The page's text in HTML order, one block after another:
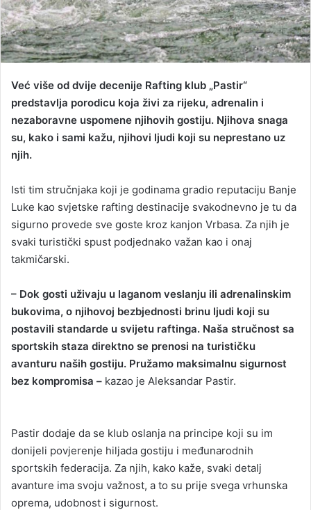
Već više od dvije decenije Rafting klub „Pastir“
predstavlja porodicu koja živi za rijeku, adrenalin i
nezaboravne uspomene njihovih gostiju. Njihova snaga
su, kako i sami kažu, njihovi ljudi koji su neprestano uz
njih.
Isti tim stručnjaka koji je godinama gradio reputaciju Banje
Luke kao svjetske rafting destinacije svakodnevno je tu da
sigurno provede sve goste kroz kanjon Vrbasa. Za njih je
svaki turistički spust podjednako važan kao i onaj
takmičarski.
– Dok gosti uživaju u laganom veslanju ili adrenalinskim
bukovima, o njihovoj bezbjednosti brinu ljudi koji su
postavili standarde u svijetu raftinga. Naša stručnost sa
sportskih staza direktno se prenosi na turističku
avanturu naših gostiju. Pružamo maksimalnu sigurnost
bez kompromisa – kazao je Aleksandar Pastir.
Pastir dodaje da se klub oslanja na principe koji su im
donijeli povjerenje hiljada gostiju i međunarodnih
sportskih federacija. Za njih, kako kaže, svaki detalj
avanture ima svoju važnost, a to su prije svega vrhunska
oprema, udobnost i sigurnost.